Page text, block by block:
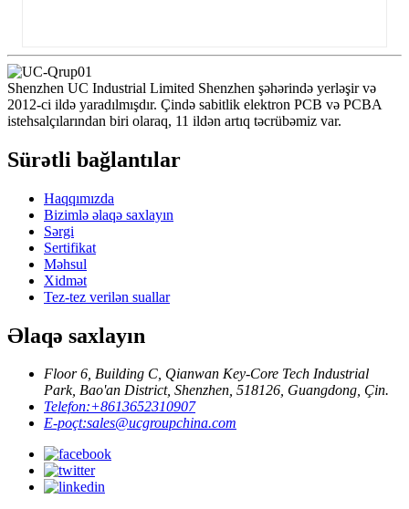
Shenzhen UC Industrial Limited Shenzhen şəhərində yerləşir və
2012-ci ildə yaradılmışdır. Çində sabitlik elektron PCB və PCBA
istehsalçılarından biri olaraq, 11 ildən artıq təcrübəmiz var.
Sürətli bağlantılar
Haqqımızda
Bizimlə əlaqə saxlayın
Sərgi
Sertifikat
Məhsul
Xidmət
Tez-tez verilən suallar
Əlaqə saxlayın
Floor 6, Building C, Qianwan Key-Core Tech Industrial
Park, Bao'an District, Shenzhen, 518126, Guangdong, Çin.
Telefon:+8613652310907
E-poçt:sales@ucgroupchina.com